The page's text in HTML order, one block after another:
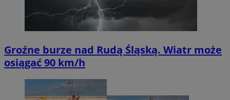
Groźne burze nad Rudą Śląską. Wiatr może
osiągać 90 km/h